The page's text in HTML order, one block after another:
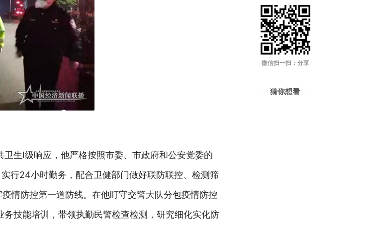
生I级响应，他严格按照市委、市政府和公安党委的
行24小时勤务，配合卫健部门做好联防联控、检测筛
情防控第一道防线。在他盯守交警大队分包疫情防控
技能培训，带领执勤民警检查检测，研究细化实化防
微信扫一扫：分享
猜你想看